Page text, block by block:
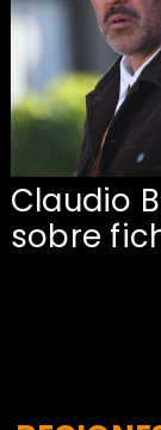
Claudio
sobre